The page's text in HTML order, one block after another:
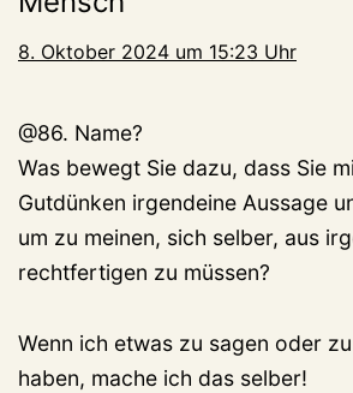
8. Oktober 2024 um 15:23 Uhr
@86. Name?
Was bewegt Sie dazu, dass Sie
Gutdünken irgendeine Aussage
um zu meinen, sich selber, aus
rechtfertigen zu müssen?
Wenn ich etwas zu sagen oder
haben, mache ich das selber!